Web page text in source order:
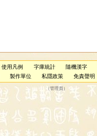
使用凡例 字庫統計 隨機漢字
製作單位 私隱政策 免責聲明
（管理員 ）